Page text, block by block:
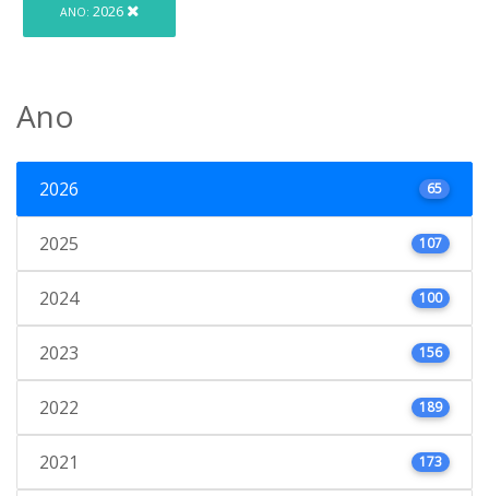
ANO: 2026
Ano
2026 65
2025 107
2024 100
2023 156
2022 189
2021 173